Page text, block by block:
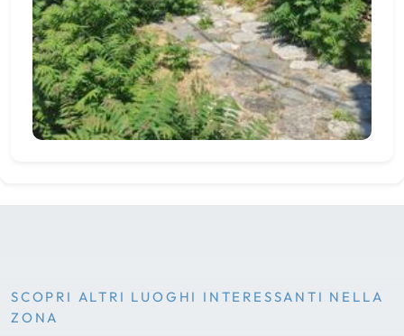
SCOPRI ALTRI LUOGHI INTERESSANTI NELLA
ZONA